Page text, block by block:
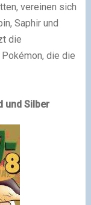
vereinen sich
Saphir und
die
die die
und Silber